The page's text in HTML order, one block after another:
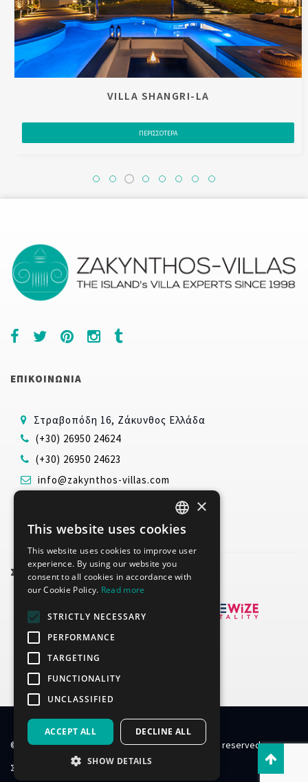
VILLA SHANGRI-LA
ΠΕΡΙΣΣΟΤΕΡΑ
ΕΠΙΚΟΙΝΩΝΙΑ
Στραβοπόδη 16, Ζάκυνθος Ελλάδα
(+30) 26950 24624
(+30) 26950 24623
info@zakynthos-villas.com
ΣΥΝΕΡΓΑΤΕΣ
© 1998-2026 Zakynthos-villas.com ver3.1 - All rights reserved.
Σχετικά Με Εμάς Διαφήμιση
ENGLISH
GREEK
×
This website uses cookies
This website uses cookies to improve user
experience. By using our website you
consent to all cookies in accordance with
our Cookie Policy. Read more
STRICTLY NECESSARY
PERFORMANCE
TARGETING
FUNCTIONALITY
UNCLASSIFIED
ACCEPT ALL DECLINE ALL
SHOW DETAILS